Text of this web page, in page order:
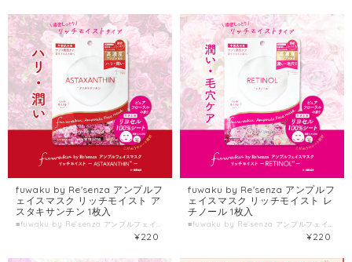
fuwaku by Re'senza アンプルフ
ェイスマスク リッチモイスト ア
スタキサンチン 1枚入
■fuwaku by Re'senza アンプルフェイスマスク リッチモイスト アスタキサンチン ■種類別名称 シート状フェイスマスク ■容量 1枚入(美容液23mL) ■製造国 日本 ■製造販売元 株式会社HORIZON
¥220
fuwaku by Re'senza アンプルフ
ェイスマスク リッチモイスト レ
チノール 1枚入
■fuwaku by Re'senza アンプルフェイスマスク リッチモイスト レチノール ■種類別名称 シート状フェイスマスク ■容量 1枚入(美容液23mL) ■製造国 日本 ■製造販売元 株式会社HORIZON
¥220